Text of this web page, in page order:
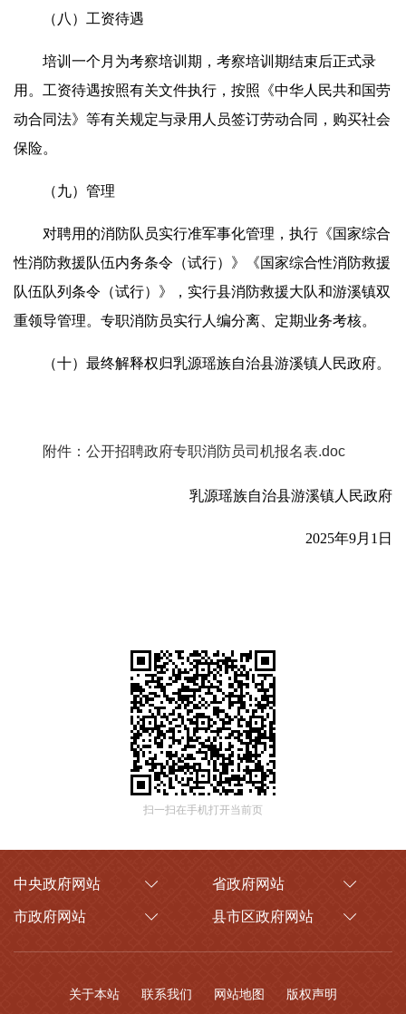
（八）工资待遇
培训一个月为考察培训期，考察培训期结束后正式录
用。工资待遇按照有关文件执行，按照《中华人民共和国劳
动合同法》等有关规定与录用人员签订劳动合同，购买社会
保险。
（九）管理
对聘用的消防队员实行准军事化管理，执行《国家综合
性消防救援队伍内务条令（试行）》《国家综合性消防救援
队伍队列条令（试行）》，实行县消防救援大队和游溪镇双
重领导管理。专职消防员实行人编分离、定期业务考核。
（十）最终解释权归乳源瑶族自治县游溪镇人民政府。
附件：公开招聘政府专职消防员司机报名表.doc
乳源瑶族自治县游溪镇人民政府
2025年9月1日
扫一扫在手机打开当前页
中央政府网站 省政府网站
市政府网站 县市区政府网站
关于本站 联系我们 网站地图 版权声明